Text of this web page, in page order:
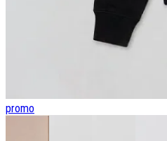
promo